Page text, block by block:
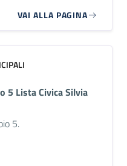
VAI ALLA PAGINA
5 Lista Civica Silvia
5.